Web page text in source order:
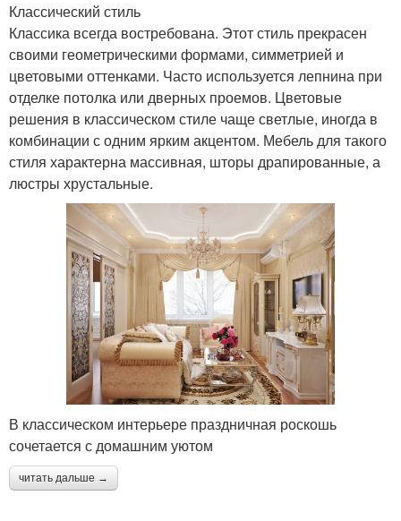
Классический стиль
Классика всегда востребована. Этот стиль прекрасен
своими геометрическими формами, симметрией и
цветовыми оттенками. Часто используется лепнина при
отделке потолка или дверных проемов. Цветовые
решения в классическом стиле чаще светлые, иногда в
комбинации с одним ярким акцентом. Мебель для такого
стиля характерна массивная, шторы драпированные, а
люстры хрустальные.
В классическом интерьере праздничная роскошь
сочетается с домашним уютом
читать дальше →